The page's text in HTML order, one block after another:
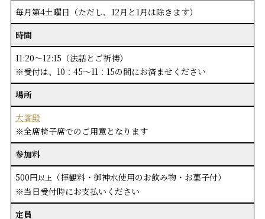
毎月第4土曜日（ただし、12月と1月は除きます）
時間
11:20～12:15（法話とご祈祷）
※受付は、10：45～11：15の間にお済ませください
場所
大客殿
※全席椅子席でのご用意となります
参加料
500円以上
（拝観料・御神水使用のお飲み物・お菓子付）
※当日受付時にお支払いください
定員